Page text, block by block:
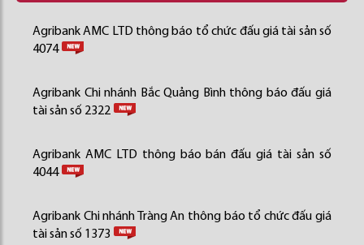
Agribank AMC LTD thông báo tổ chức đấu giá tài sản số
4074
Agribank Chi nhánh Bắc Quảng Bình thông báo đấu giá
tài sản số 2322
Agribank AMC LTD thông báo bán đấu giá tài sản số
4044
Agribank Chi nhánh Tràng An thông báo tổ chức đấu giá
tài sản số 1373